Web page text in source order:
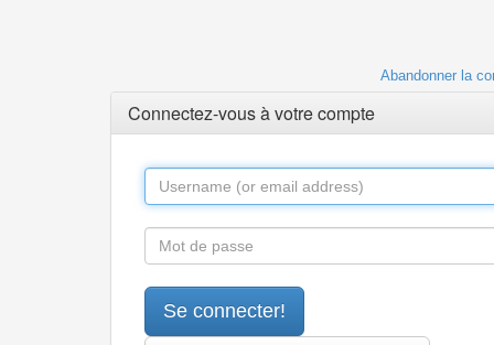
Abandonner la
Connectez-vous à votre compte